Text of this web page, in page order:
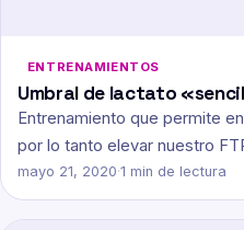
ENTRENAMIENTOS
Umbral de lactato
Entrenamiento que permite
por lo tanto elevar nuestro
mayo 21, 2020·1 min de lectura